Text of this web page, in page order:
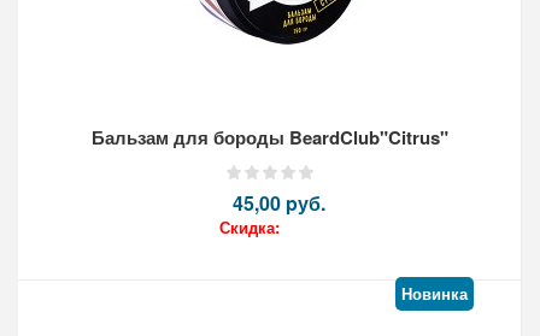
Бальзам для бороды BeardClub"Citrus"
45,00 pуб.
Скидка:
Новинка